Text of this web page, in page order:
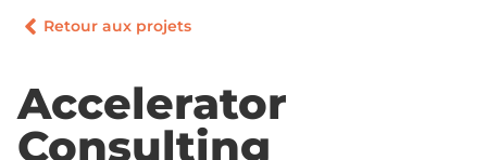
Retour aux projets
Accelerator
Consulting